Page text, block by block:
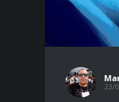
23/